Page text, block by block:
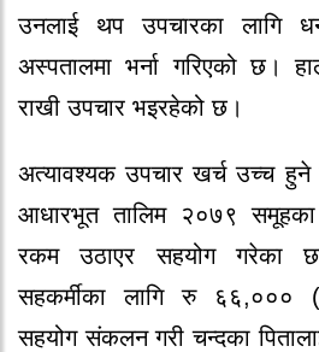
उनलाई थप उपचारका लागि
अस्पतालमा भर्ना गरिएको छ।
राखी उपचार भइरहेको छ।
अत्यावश्यक उपचार खर्च उच्च हुने
आधारभूत तालिम २०७९
रकम उठाएर सहयोग गरेका
सहकर्मीका लागि रु ६६,०००
सहयोग संकलन गरी चन्दका